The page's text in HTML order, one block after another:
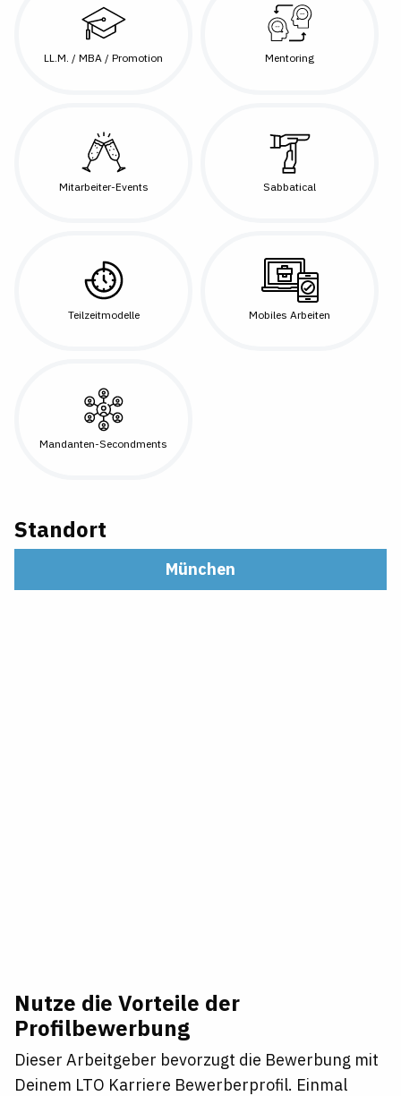
LL.M. / MBA / Promotion Mentoring
Mitarbeiter-Events Sabbatical
Teilzeitmodelle Mobiles Arbeiten
Mandanten-Secondments
Standort
München
Nutze die Vorteile der
Profilbewerbung
Dieser Arbeitgeber bevorzugt die Bewerbung mit
Deinem LTO Karriere Bewerberprofil. Einmal